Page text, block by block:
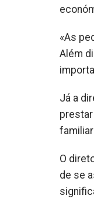
«As
Além
Já a
O
de se